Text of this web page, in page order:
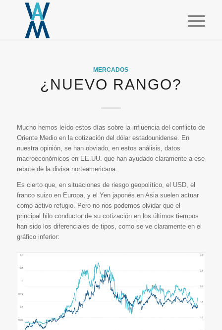
MERCADOS
¿NUEVO RANGO?
Mucho hemos leído estos días sobre la influencia del conflicto de
Oriente Medio en la cotización del dólar estadounidense. En
nuestra opinión, se han obviado, en estos análisis, datos
macroeconómicos en EE.UU. que han ayudado claramente a ese
rebote de la divisa norteamericana.
Es cierto que, en situaciones de riesgo geopolítico, el USD, el
franco suizo en Europa, y el Yen japonés en Asia suelen actuar
como activo refugio. Pero no nos podemos olvidar que el
principal hilo conductor de su cotización en los últimos tiempos
han sido los diferenciales de tipos, como se ve claramente en el
gráfico inferior: